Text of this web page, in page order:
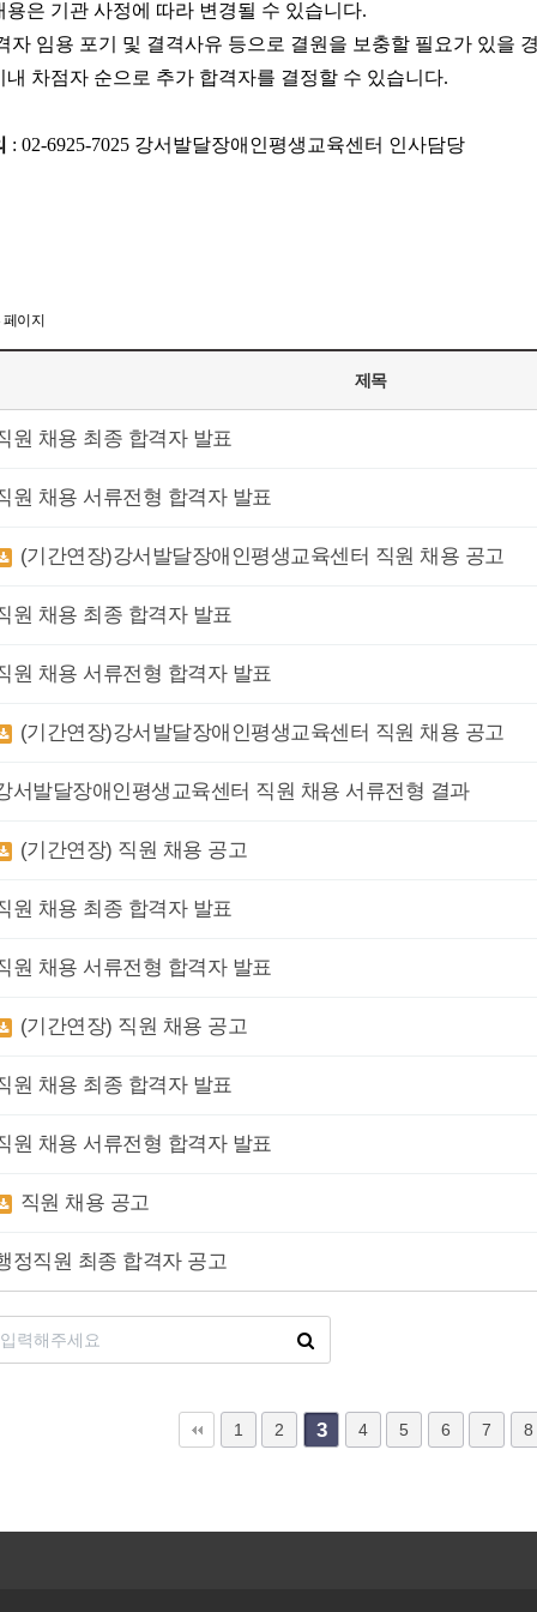
은 기관 사정에 따라 변경될 수 있습니다.
임용 포기 및 결격사유 등으로 결원을 보충할 필요가 있을
차점자 순으로 추가 합격자를 결정할 수 있습니다.
: 02-6925-7025 강서발달장애인평생교육센터 인사담당
이지
제목
원 채용 최종 합격자 발표
원 채용 서류전형 합격자 발표
(기간연장)강서발달장애인평생교육센터 직원 채용 공고
원 채용 최종 합격자 발표
원 채용 서류전형 합격자 발표
(기간연장)강서발달장애인평생교육센터 직원 채용 공고
서발달장애인평생교육센터 직원 채용 서류전형 결과
(기간연장) 직원 채용 공고
원 채용 최종 합격자 발표
원 채용 서류전형 합격자 발표
(기간연장) 직원 채용 공고
원 채용 최종 합격자 발표
원 채용 서류전형 합격자 발표
직원 채용 공고
정직원 최종 합격자 공고
1 2 3 4 5 6 7 8